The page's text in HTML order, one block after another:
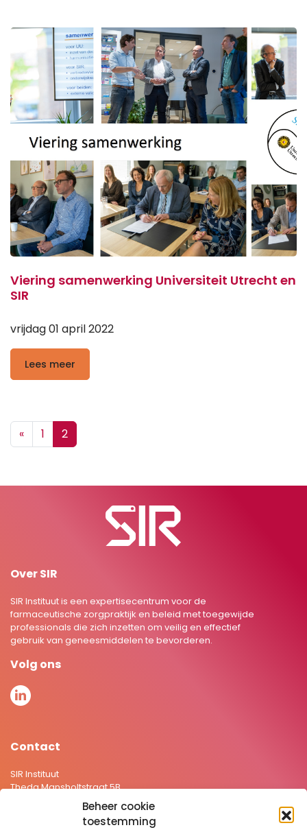
Beheer cookie
toestemming
Viering samenwerking Universiteit Utrecht en
SIR
vrijdag 01 april 2022
Lees meer
Posts navigation
« 1 2
Over SIR
SIR Instituut is een expertisecentrum voor de
farmaceutische zorgpraktijk en beleid met toegewijde
professionals die zich inzetten om veilig en effectief
gebruik van geneesmiddelen te bevorderen.
Volg ons
Contact
SIR Instituut
Theda Mansholtstraat 5B
2331 JE Leiden Nederland
+31 71 5766157
secretariaat@sirstevenshof.nl